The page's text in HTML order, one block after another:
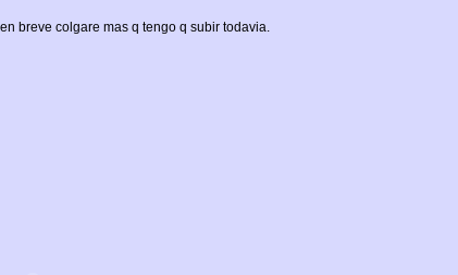
breve colgare mas q tengo q subir todavia.